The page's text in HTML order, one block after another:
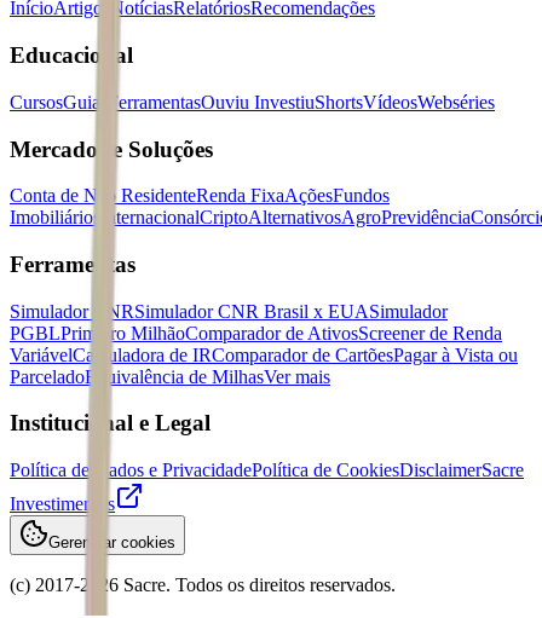
InícioArtigos NotíciasRelatóriosRecomendações
Educacional
CursosGuias FerramentasOuviu InvestiuShortsVídeosWebséries
Mercados e Soluções
Conta de Não ResidenteRenda FixaAçõesFundos
Imobiliários
InternacionalCriptoAlternativosAgroPrevidência
Ferramentas
Simulador CNRSimulador CNR Brasil x EUASimulador
PGBLPrimeiro MilhãoComparador de AtivosScreener de Renda
VariávelCalculadora de IRComparador de CartõesPagar à Vista ou
ParceladoEquivalência de MilhasVer mais
Institucional e Legal
Política de Dados e PrivacidadePolítica de CookiesDisclaimerSacre
Investimentos
Gerenciar cookies
(c) 2017-2026 Sacre. Todos os direitos reservados.